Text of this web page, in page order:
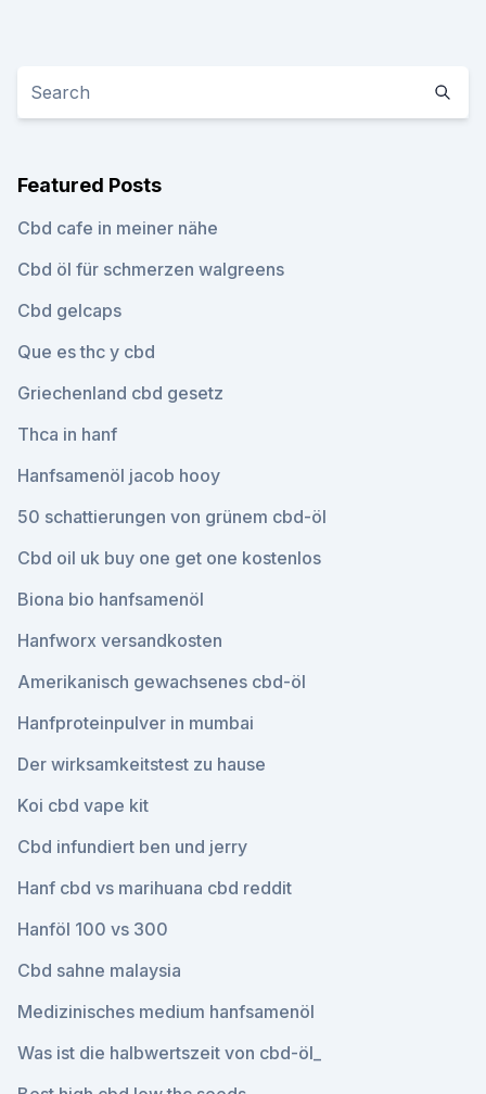
Featured Posts
Cbd cafe in meiner nähe
Cbd öl für schmerzen walgreens
Cbd gelcaps
Que es thc y cbd
Griechenland cbd gesetz
Thca in hanf
Hanfsamenöl jacob hooy
50 schattierungen von grünem cbd-öl
Cbd oil uk buy one get one kostenlos
Biona bio hanfsamenöl
Hanfworx versandkosten
Amerikanisch gewachsenes cbd-öl
Hanfproteinpulver in mumbai
Der wirksamkeitstest zu hause
Koi cbd vape kit
Cbd infundiert ben und jerry
Hanf cbd vs marihuana cbd reddit
Hanföl 100 vs 300
Cbd sahne malaysia
Medizinisches medium hanfsamenöl
Was ist die halbwertszeit von cbd-öl_